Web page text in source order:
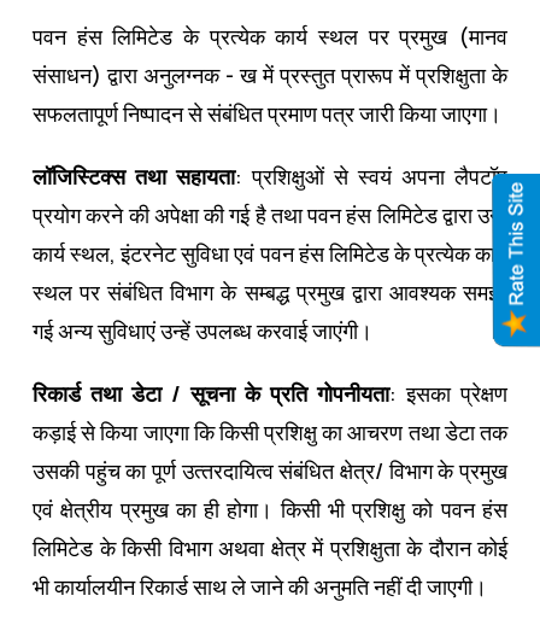
पवन हंस लिमिटेड के प्रत्‍येक कार्य स्‍थल पर प्रमुख (मानव
संसाधन) द्वारा अनुलग्‍नक - ख में प्रस्‍तुत प्रारूप में प्रशिक्षुता के
सफलतापूर्ण निष्‍पादन से संबंधित प्रमाण पत्र जारी किया जाएगा।
लॉजिस्टिक्‍स तथा सहायता: प्रशिक्षुओं से स्‍वयं अपना लैपटॉप
प्रयोग करने की अपेक्षा की गई है तथा पवन हंस लिमिटेड द्वारा उन्‍हें
कार्य स्‍थल, इंटरनेट सुविधा एवं पवन हंस लिमिटेड के प्रत्‍येक कार्य
स्‍थल पर संबंधित विभाग के सम्‍बद्ध प्रमुख द्वारा आवश्‍यक समझी
गई अन्‍य सुविधाएं उन्‍हें उपलब्‍ध करवाई जाएंगी।
रिकार्ड तथा डेटा / सूचना के प्रति गोपनीयता: इसका प्रेक्षण
कड़ाई से किया जाएगा कि किसी प्रशिक्षु का आचरण तथा डेटा तक
उसकी पहुंच का पूर्ण उत्‍तरदायित्‍व संबंधित क्षेत्र/ विभाग के प्रमुख
एवं क्षेत्रीय प्रमुख का ही होगा। किसी भी प्रशिक्षु को पवन हंस
लिमिटेड के किसी विभाग अथवा क्षेत्र में प्रशिक्षुता के दौरान कोई
भी कार्यालयीन रिकार्ड साथ ले जाने की अनुमति नहीं दी जाएगी।